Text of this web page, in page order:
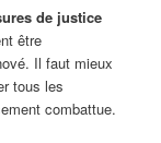
de justice
être
Il faut mieux
tous les
combattue.